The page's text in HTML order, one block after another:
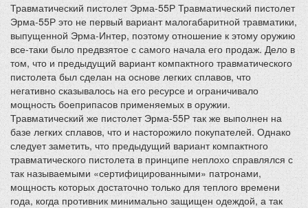
Травматический пистолет Эрма-55Р Травматический пистолет
Эрма-55Р это не первый вариант малогабаритной травматики,
выпущенной Эрма-Интер, поэтому отношение к этому оружию
все-таки было предвзятое с самого начала его продаж. Дело в
том, что и предыдущий вариант компактного травматического
пистолета был сделан на основе легких сплавов, что
негативно сказывалось на его ресурсе и ограничивало
мощность боеприпасов применяемых в оружии.
Травматический же пистолет Эрма-55Р так же выполнен на
базе легких сплавов, что и насторожило покупателей. Однако
следует заметить, что предыдущий вариант компактного
травматического пистолета в принципе неплохо справлялся с
так называемыми «сертифицированными» патронами,
мощность которых достаточно только для теплого времени
года, когда противник минимально защищен одеждой, а так